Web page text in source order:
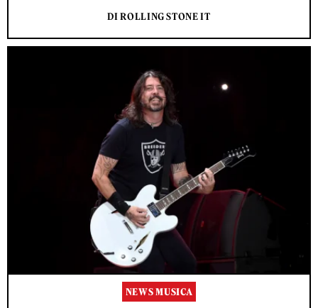
DI ROLLING STONE IT
NEWS MUSICA